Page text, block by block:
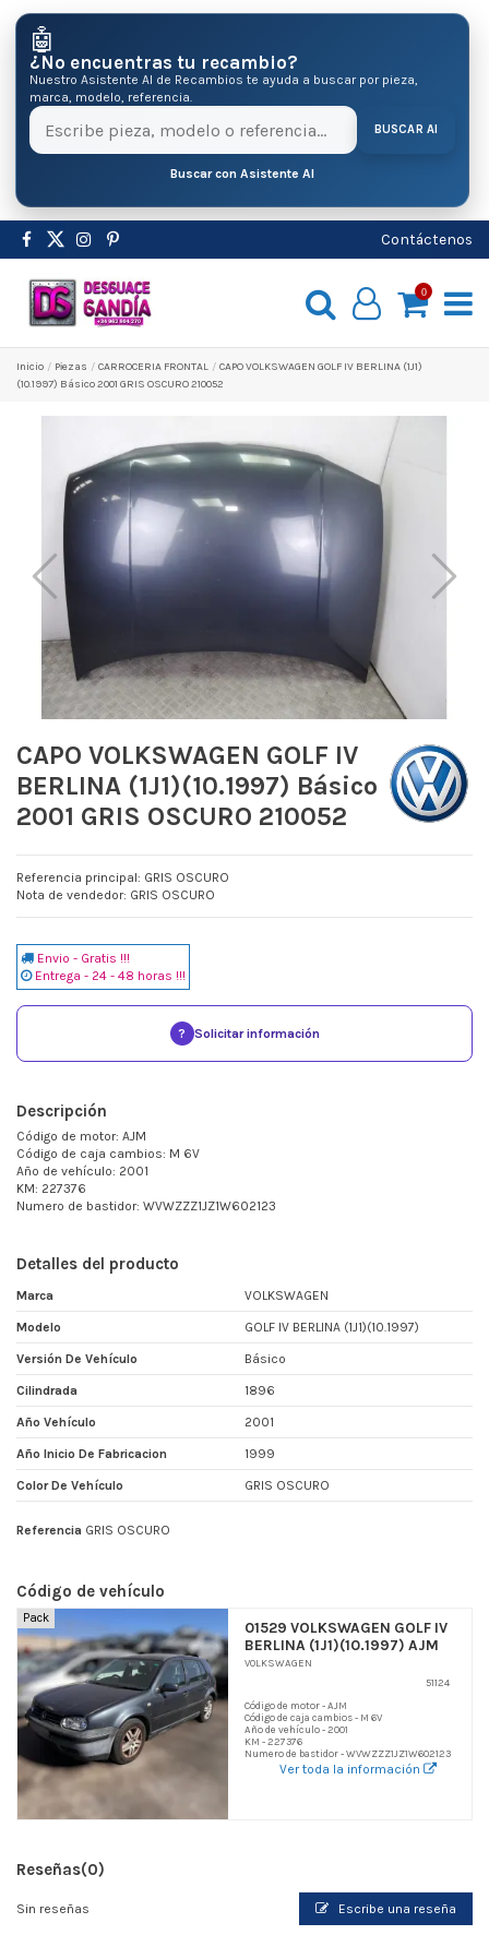
🤖
¿No encuentras tu recambio?
Nuestro Asistente AI de Recambios te ayuda a buscar por pieza,
marca, modelo, referencia.
BUSCAR AI
Buscar con Asistente AI
Contáctenos
0
Inicio Pіezas CARROCERIA FRONTAL
CAPO VOLKSWAGEN GOLF IV BERLINA (1J1)
(10.1997) Básico 2001 GRIS OSCURO 210052
CAPO VOLKSWAGEN GOLF IV
BERLINA (1J1)(10.1997) Básico
2001 GRIS OSCURO 210052
Referencia principal: GRIS OSCURO
Nota de vendedor: GRIS OSCURO
Envio - Gratis !!!
Entrega - 24 - 48 horas !!!
? Solicitar información
Descripción
Código de motor: AJM
Código de caja cambios: M 6V
Año de vehículo: 2001
KM: 227376
Numero de bastidor: WVWZZZ1JZ1W602123
Detalles del producto
Marca VOLKSWAGEN
Modelo GOLF IV BERLINA (1J1)(10.1997)
Versión De Vehículo Básico
Cilindrada 1896
Año Vehículo 2001
Año Inicio De Fabricacion 1999
Color De Vehículo GRIS OSCURO
Referencia GRIS OSCURO
Código de vehículo
Pack
01529 VOLKSWAGEN GOLF IV
BERLINA (1J1)(10.1997) AJM
VOLKSWAGEN
51124
Código de motor - AJM
Código de caja cambios - M 6V
Año de vehículo - 2001
KM - 227376
Numero de bastidor - WVWZZZ1JZ1W602123
Ver toda la información
Reseñas(0)
Sin reseñas Escribe una reseña